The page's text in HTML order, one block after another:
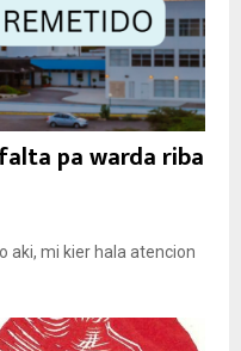
pa warda riba
aki, mi kier hala atencion